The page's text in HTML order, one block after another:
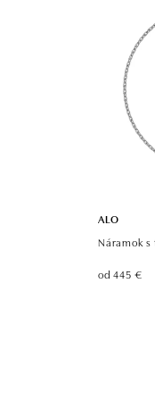
ALO
Náramok s
od 445 €